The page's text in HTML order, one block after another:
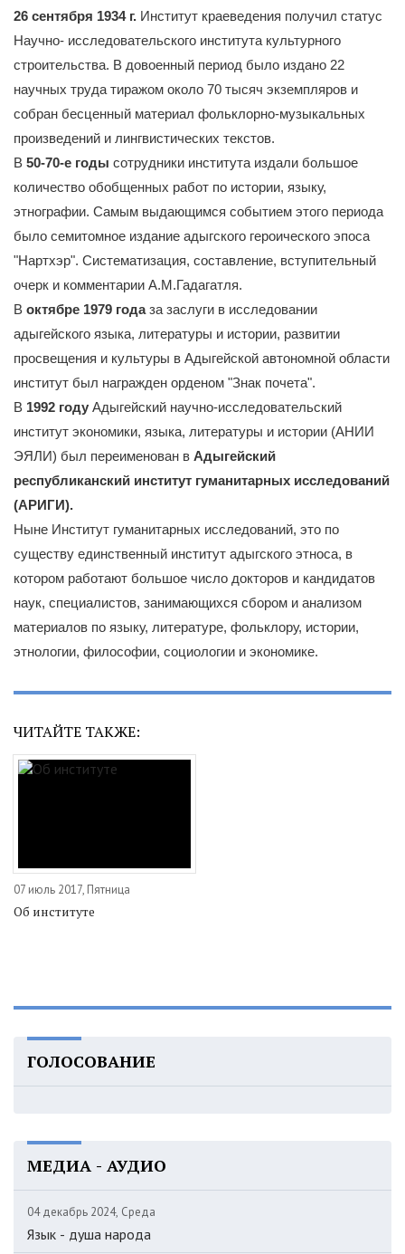
26 сентября 1934 г. Институт краеведения получил статус
Научно- исследовательского института культурного
строительства. В довоенный период было издано 22
научных труда тиражом около 70 тысяч экземпляров и
собран бесценный материал фольклорно-музыкальных
произведений и лингвистических текстов.
В 50-70-е годы сотрудники института издали большое
количество обобщенных работ по истории, языку,
этнографии. Самым выдающимся событием этого периода
было семитомное издание адыгского героического эпоса
"Нартхэр". Систематизация, составление, вступительный
очерк и комментарии А.М.Гадагатля.
В октябре 1979 годаза заслуги в исследовании
адыгейского языка, литературы и истории, развитии
просвещения и культуры в Адыгейской автономной области
институт был награжден орденом "Знак почета".
В 1992 году Адыгейский научно-исследовательский
институт экономики, языка, литературы и истории (АНИИ
ЭЯЛИ) был переименован в Адыгейский
республиканский институт гуманитарных исследований
(АРИГИ).
Ныне Институт гуманитарных исследований, это по
существу единственный институт адыгского этноса, в
котором работают большое число докторов и кандидатов
наук, специалистов, занимающихся сбором и анализом
материалов по языку, литературе, фольклору, истории,
этнологии, философии, социологии и экономике.
ЧИТАЙТЕ ТАКЖЕ:
07 июль 2017, Пятница
Об институте
ГОЛОСОВАНИЕ
МЕДИА - АУДИО
04 декабрь 2024, Среда
Язык - душа народа